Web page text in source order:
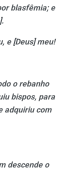
blasfêmia; e
e [Deus] meu!
o rebanho
bispos, para
adquiriu com
descende o